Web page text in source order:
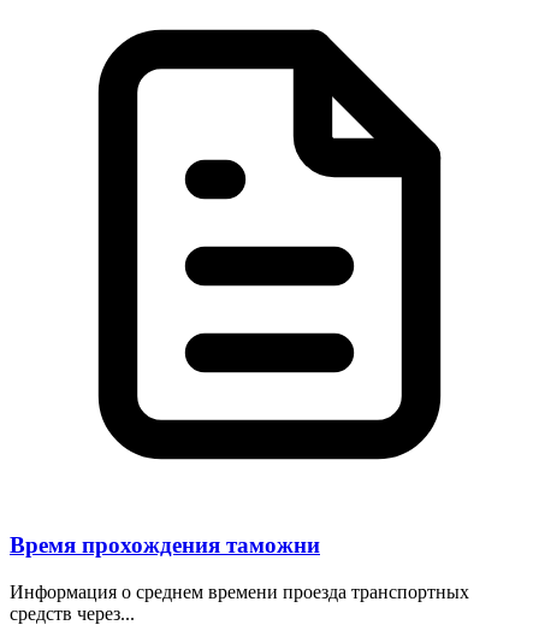
Время прохождения таможни
Информация о среднем времени проезда транспортных
средств через...